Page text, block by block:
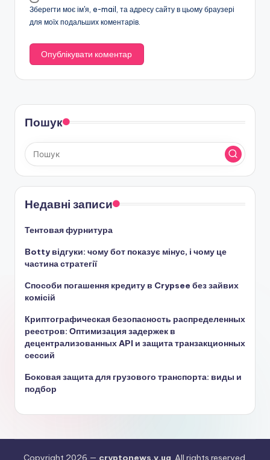
Зберегти моє ім'я, e-mail, та адресу сайту в цьому браузері
для моїх подальших коментарів.
Пошук
Недавні записи
Тентовая фурнитура
Botty відгуки: чому бот показує мінус, і чому це
частина стратегії
Способи погашення кредиту в Crypsee без зайвих
комісій
Криптографическая безопасность распределенных
реестров: Оптимизация задержек в
децентрализованных API и защита транзакционных
сессий
Боковая защита для грузового транспорта: виды и
подбор
Copyright 2026 — cryptonews.v.ua . All rights reserved.